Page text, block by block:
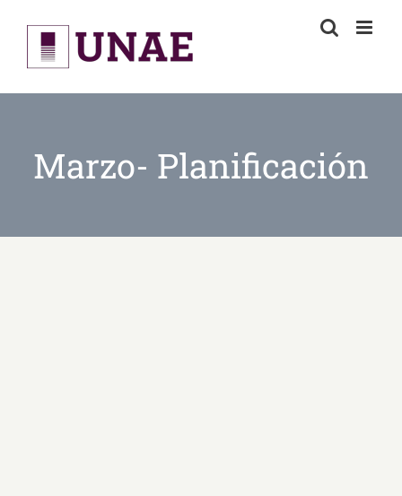
content
Marzo- Planificación